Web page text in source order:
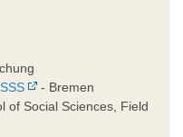
- Bremen
of Social Sciences, Field